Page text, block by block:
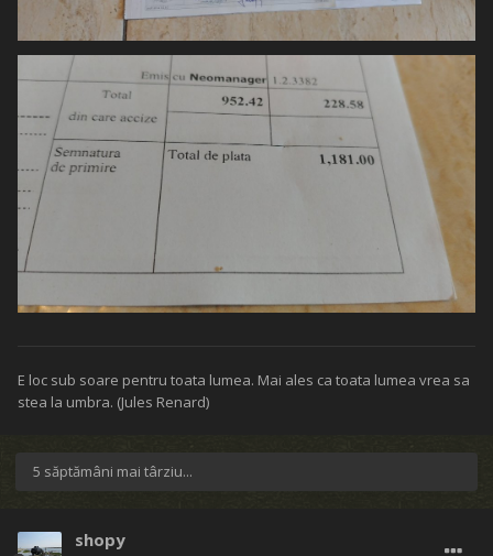
E loc sub soare pentru toata lumea. Mai ales ca toata lumea vrea sa
stea la umbra. (Jules Renard)
5 săptămâni mai târziu...
shopy